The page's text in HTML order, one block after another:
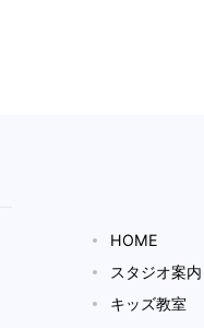
HOME
スタジオ案内
キッズ教室